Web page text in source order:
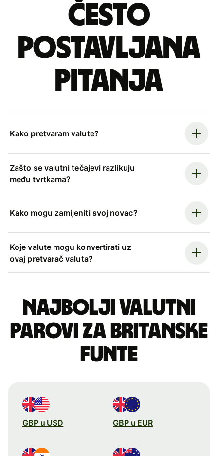
Često
postavljana
pitanja
Kako pretvaram valute?
Zašto se valutni tečajevi razlikuju
među tvrtkama?
Kako mogu zamijeniti svoj novac?
Koje valute mogu konvertirati uz
ovaj pretvarač valuta?
Najbolji valutni
parovi za britanske
funte
GBP u USD GBP u EUR